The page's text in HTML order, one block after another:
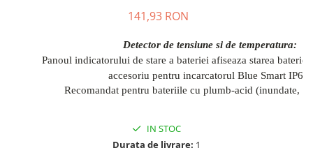
141,93 RON
Detector de tensiune si de temperatura:
Panoul indicatorului de stare a bateriei afiseaza starea
accesoriu pentru incarcatorul Blue Smart IP65.
Recomandat pentru bateriile cu plumb-acid (inundate,
IN STOC
Durata de livrare: 1